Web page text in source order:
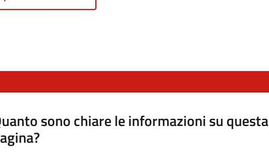
sono chiare le informazioni su questa